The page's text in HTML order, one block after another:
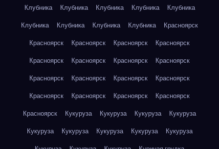
Клубника
Клубника Клубника Клубника
Клубника
Клубника
Клубника Клубника Клубника
Красноярск
Красноярск
Красноярск Красноярск
Красноярск
Красноярск
Красноярск Красноярск
Красноярск
Красноярск
Красноярск Красноярск
Красноярск
Красноярск
Красноярск Красноярск
Красноярск
Красноярск
Кукуруза Кукуруза Кукуруза
Кукуруза
Кукуруза
Кукуруза Кукуруза Кукуруза
Кукуруза